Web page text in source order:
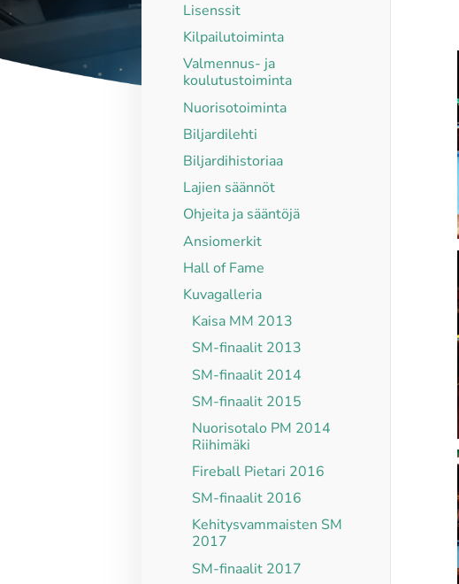
Lisenssit
Kilpailutoiminta
Valmennus- ja
koulutustoiminta
Nuorisotoiminta
Biljardilehti
Biljardihistoriaa
Lajien säännöt
Ohjeita ja sääntöjä
Ansiomerkit
Hall of Fame
Kuvagalleria
Kaisa MM 2013
SM-finaalit 2013
SM-finaalit 2014
SM-finaalit 2015
Nuorisotalo PM 2014
Riihimäki
Fireball Pietari 2016
SM-finaalit 2016
Kehitysvammaisten SM
2017
SM-finaalit 2017